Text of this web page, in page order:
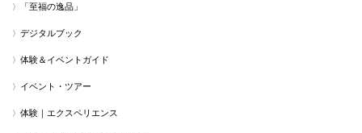
「至福の逸品」
デジタルブック
体験＆イベントガイド
イベント・ツアー
体験｜エクスペリエンス